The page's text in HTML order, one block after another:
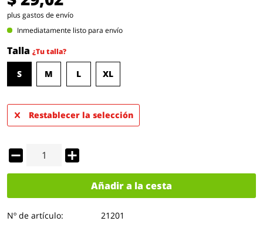
plus gastos de envío
Inmediatamente listo para envío
Talla ¿Tu talla?
S M L XL
Restablecer la selección
Añadir a la cesta
Nº de artículo: 21201